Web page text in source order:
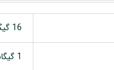
16 گیگابایت
1 گیگابایت